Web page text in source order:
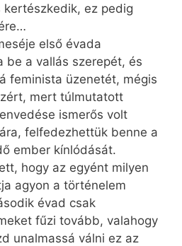
ez pedig
első évada
be a vallás szerepét, és
feminista üzenetét, mégis
mert túlmutatott
ismerős volt
felfedezhettük benne a
ember kínlódását.
hogy az egyént milyen
agyon a történelem
évad csak
fűzi tovább, valahogy
unalmassá válni ez az